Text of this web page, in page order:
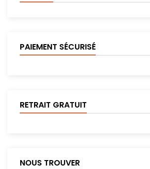
PAIEMENT SÉCURISÉ
RETRAIT GRATUIT
NOUS TROUVER